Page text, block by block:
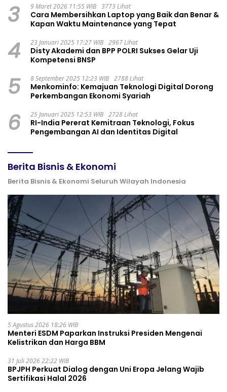
3 9 Maret 2026 11:55 WIB 3773 Lihat
Cara Membersihkan Laptop yang Baik dan Benar &
Kapan Waktu Maintenance yang Tepat
4 23 Januari 2025 17:27 WIB 2967 Lihat
Disty Akademi dan BPP POLRI Sukses Gelar Uji
Kompetensi BNSP
5 8 September 2025 12:23 WIB 2788 Lihat
Menkominfo: Kemajuan Teknologi Digital Dorong
Perkembangan Ekonomi Syariah
6 25 Januari 2025 12:53 WIB 2728 Lihat
RI-India Pererat Kemitraan Teknologi, Fokus
Pengembangan AI dan Identitas Digital
Berita Bisnis & Ekonomi
Berita Bisnis & Ekonomi Seluruh Wilayah Indonesia
5 Agustus 2026 18:26 WIB
Menteri ESDM Paparkan Instruksi Presiden Mengenai
Kelistrikan dan Harga BBM
31 Juli 2026 22:22 WIB
BPJPH Perkuat Dialog dengan Uni Eropa Jelang Wajib
Sertifikasi Halal 2026